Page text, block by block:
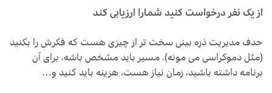
از یک نفر درخواست کنید شمارا ارزیابی کند
حدف مدیریت ذره بینی سخت تر از چیزی هست که فکرش را بکنید
(مثل دموکراسی می مونه). مسیر باید مشخص باشه، برای آن
برنامه داشته باشید، زمان نیاز هست، هزینه باید کنید و…